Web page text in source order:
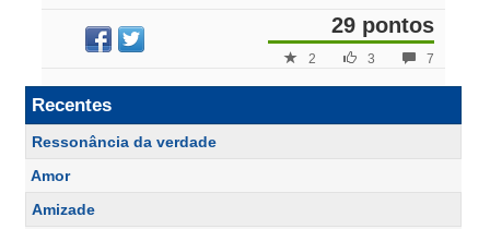
29 pontos
7
3
2
Recentes
Ressonância da verdade
Amor
Amizade